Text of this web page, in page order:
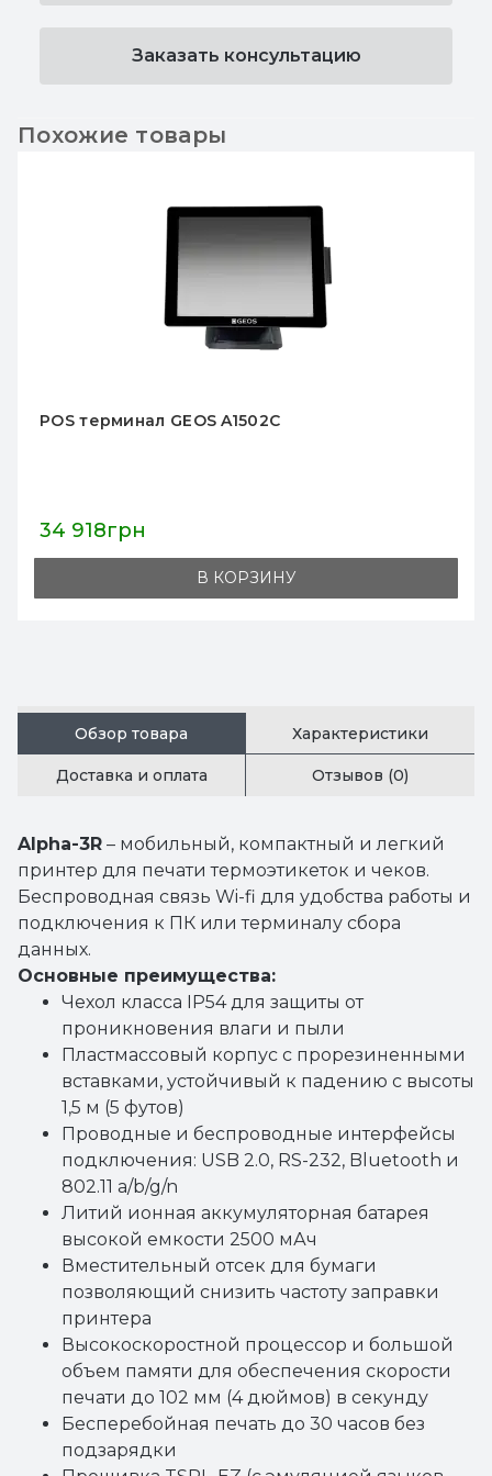
Заказать консультацию
Похожие товары
POS монитор GEOS PRO SM1502C
19 199грн
В КОРЗИНУ
Обзор товара Характеристики
Доставка и оплата Отзывов (0)
Alpha-3R – мобильный, компактный и легкий
принтер для печати термоэтикеток и чеков.
Беспроводная связь Wi-fi для удобства работы и
подключения к ПК или терминалу сбора
данных.
Основные преимущества:
Чехол класса IP54 для защиты от
проникновения влаги и пыли
Пластмассовый корпус с прорезиненными
вставками, устойчивый к падению с высоты
1,5 м (5 футов)
Проводные и беспроводные интерфейсы
подключения: USB 2.0, RS-232, Bluetooth и
802.11 a/b/g/n
Литий ионная аккумуляторная батарея
высокой емкости 2500 мАч
Вместительный отсек для бумаги
позволяющий снизить частоту заправки
принтера
Высокоскоростной процессор и большой
объем памяти для обеспечения скорости
печати до 102 мм (4 дюймов) в секунду
Бесперебойная печать до 30 часов без
подзарядки